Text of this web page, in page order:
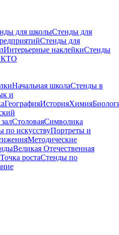
для школыСтенды для
Стенды для
Интерьерные наклейкиСтенды
КТО
Начальная школаСтенды в
и
ГеографияИсторияХимия
СтоловаяСимволика
по искусствуПортреты и
Методические
Великая Отечественная
Точка ростаСтенды по